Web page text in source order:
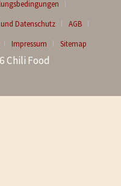
Datenschutz
AGB
Impressum Sitemap
Chili Food